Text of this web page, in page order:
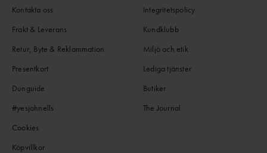
Kontakta oss
Frakt & Leverans
Retur, Byte & Reklammation
Presentkort
Dunguide
#yesjohnells
Cookies
Köpvillkor
Integritetspolicy
Kundklubb
Miljö och etik
Lediga tjänster
Butiker
The Journal